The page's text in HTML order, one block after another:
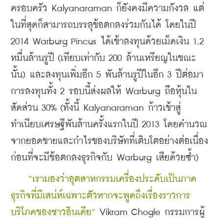
ครอบครัว Kalyanaraman ก็ยังคงมีความกังวล แต่
ในที่สุดก็สามารถบรรลุข้อตกลงร่วมกันได้ โดยในปี
2014 Warburg Pincus ได้เข้าลงทุนด้วยเม็ดเงิน 1.2
หมื่นล้านรูปี (เทียบเท่ากับ 200 ล้านเหรียญในขณะ
นั้น) และลงทุนเพิ่มอีก 5 พันล้านรูปีในอีก 3 ปีต่อมา
การลงทุนทั้ง 2 รอบนี้ส่งผลให้ Warburg ถือหุ้นใน
สัดส่วน 30% (ทั้งนี้ Kalyanaraman ก้าวเข้าสู่
ทำเนียบเศรษฐีพันล้านครั้งแรกในปี 2013 โดยคำนวณ
จากยอดขายและกำไรของบริษัทที่เติบโตอย่างต่อเนื่อง
ก่อนที่จะมีข้อตกลงธุรกิจกับ Warburg เสียด้วยซ้ำ)
“เรามองว่าอุตสาหกรรมเครื่องประดับเป็นภาค
ธุรกิจที่มีเสน่ห์เฉพาะตัวหากจะพูดถึงเรื่องราวการ
บริโภคของชาวอินเดีย” Vikram Chogle กรรมการผู้